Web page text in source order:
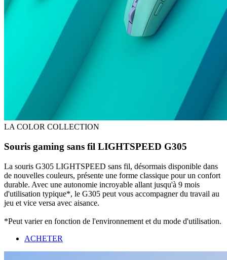
LA COLOR COLLECTION
Souris gaming sans fil LIGHTSPEED G305
La souris G305 LIGHTSPEED sans fil, désormais disponible dans
de nouvelles couleurs, présente une forme classique pour un confort
durable. Avec une autonomie incroyable allant jusqu'à 9 mois
d'utilisation typique*, le G305 peut vous accompagner du travail au
jeu et vice versa avec aisance.
*Peut varier en fonction de l'environnement et du mode d'utilisation.
ACHETER